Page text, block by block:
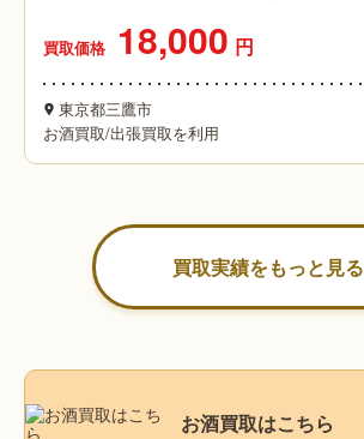
買取価格 18,000 円
東京都三鷹市
お酒買取/出張買取を利用
買取実績をもっと見る
お酒買取はこちら